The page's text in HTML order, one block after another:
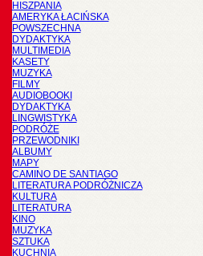
HISZPANIA
AMERYKA ŁACIŃSKA
POWSZECHNA
DYDAKTYKA
MULTIMEDIA
KASETY
MUZYKA
FILMY
AUDIOBOOKI
DYDAKTYKA
LINGWISTYKA
PODRÓŻE
PRZEWODNIKI
ALBUMY
MAPY
CAMINO DE SANTIAGO
LITERATURA PODRÓŻNICZA
KULTURA
LITERATURA
KINO
MUZYKA
SZTUKA
KUCHNIA